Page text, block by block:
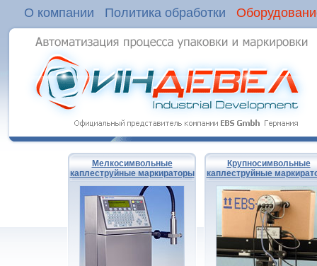
О компании Политика обработки
Мелкосимвольные
каплеструйные маркираторы
Крупносимвольные
каплеструйные